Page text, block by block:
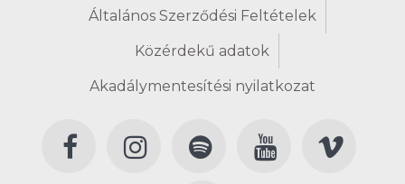
Általános Szerződési Feltételek
Közérdekű adatok
Akadálymentesítési nyilatkozat